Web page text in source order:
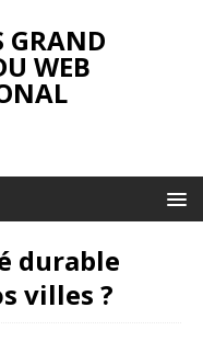
GRAND
WEB
durable
villes ?